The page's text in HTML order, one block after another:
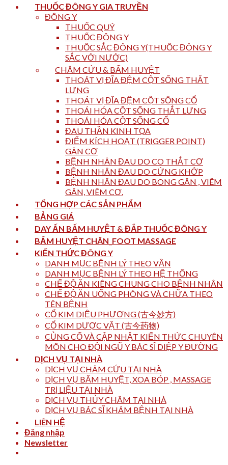
THUỐC ĐÔNG Y GIA TRUYỀN
ĐÔNG Y
THUỐC QUÝ
THUỐC ĐÔNG Y
THUỐC SẮC ĐÔNG Y(THUỐC ĐÔNG Y
SẮC VỚI NƯỚC)
CHÂM CỨU & BẤM HUYỆT
THOÁT VỊ ĐĨA ĐỆM CỘT SỐNG THẮT
LƯNG
THOÁT VỊ ĐĨA ĐỆM CỘT SỐNG CỔ
THOÁI HÓA CỘT SỐNG THẮT LƯNG
THOÁI HÓA CỘT SỐNG CỔ
ĐAU THẦN KINH TỌA
ĐIỂM KÍCH HOẠT (TRIGGER POINT)
GÂN CƠ
BỆNH NHÂN ĐAU DO CO THẮT CƠ
BỆNH NHÂN ĐAU DO CỨNG KHỚP
BỆNH NHÂN ĐAU DO BONG GÂN , VIÊM
GÂN, VIÊM CƠ.
TỔNG HỢP CÁC SẢN PHẨM
BẢNG GIÁ
DAY ẤN BẤM HUYỆT & ĐẮP THUỐC ĐÔNG Y
BẤM HUYỆT CHÂN_FOOT MASSAGE
KIẾN THỨC ĐÔNG Y
DANH MỤC BỆNH LÝ THEO VẦN
DANH MỤC BỆNH LÝ THEO HỆ THỐNG
CHẾ ĐỘ ĂN KIÊNG CHUNG CHO BỆNH NHÂN
CHẾ ĐỘ ĂN UỐNG PHÒNG VÀ CHỮA THEO
TÊN BỆNH
CỔ KIM DIỆU PHƯƠNG (古今妙方)
CỔ KIM DƯỢC VẬT (古今药物)
CỦNG CỐ VÀ CẬP NHẬT KIẾN THỨC CHUYÊN
MÔN CHO ĐỘI NGŨ Y BÁC SĨ DIỆP Y ĐƯỜNG
DỊCH VỤ TẠI NHÀ
DỊCH VỤ CHÂM CỨU TẠI NHÀ
DỊCH VỤ BẤM HUYỆT, XOA BÓP , MASSAGE
TRỊ LIỆU TẠI NHÀ
DỊCH VỤ THỦY CHÂM TẠI NHÀ
DỊCH VỤ BÁC SĨ KHÁM BỆNH TẠI NHÀ
LIÊN HỆ
Đăng nhập
Newsletter